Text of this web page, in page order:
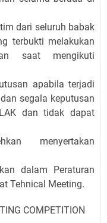
dari seluruh babak
terbukti melakukan
saat mengikuti
apabila terjadi
segala keputusan
dan tidak dapat
menyertakan
dalam Peraturan
Tehnical Meeting.
COMPETITION